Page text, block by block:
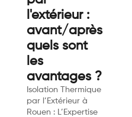
l'extérieur :
avant/après
quels sont
les
avantages ?
Isolation Thermique
par l’Extérieur à
Rouen : L’Expertise